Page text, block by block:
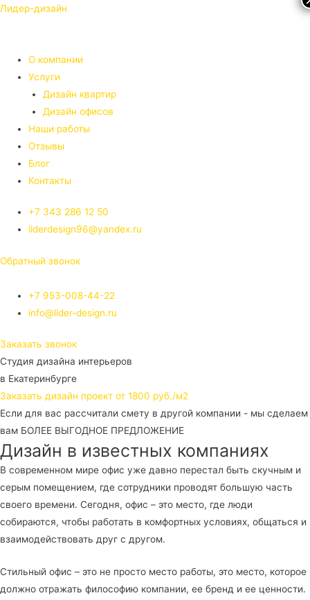
Лидер-дизайн
О компании
Услуги
Дизайн квартир
Дизайн офисов
Наши работы
Отзывы
Блог
Контакты
+7 343 286 12 50
liderdesign96@yandex.ru
Обратный звонок
+7 953-008-44-22
info@lider-design.ru
Заказать звонок
Студия дизайна интерьеров
в Екатеринбурге
Заказать дизайн проект от 1800 руб./м2
Если для вас рассчитали смету в другой компании - мы сделаем
вам БОЛЕЕ ВЫГОДНОЕ ПРЕДЛОЖЕНИЕ
Дизайн в известных компаниях
В современном мире офис уже давно перестал быть скучным и
серым помещением, где сотрудники проводят большую часть
своего времени. Сегодня, офис – это место, где люди
собираются, чтобы работать в комфортных условиях, общаться и
взаимодействовать друг с другом.
Стильный офис – это не просто место работы, это место, которое
должно отражать философию компании, ее бренд и ее ценности.